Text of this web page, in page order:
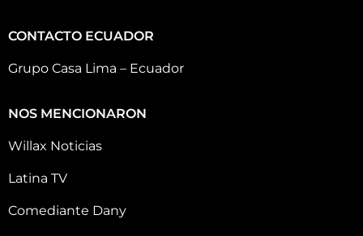
CONTACTO ECUADOR
Grupo Casa Lima – Ecuador
NOS MENCIONARON
Willax Noticias
Latina TV
Comediante Dany